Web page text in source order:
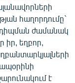
հաղորդումը`
ժամանակ
իր, եղբոր,
է